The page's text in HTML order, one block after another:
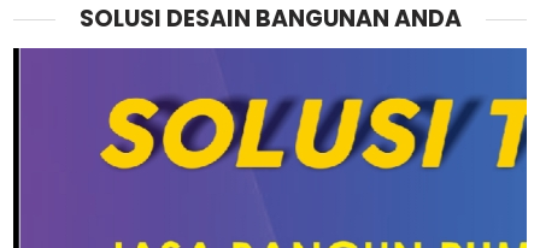
SOLUSI DESAIN BANGUNAN ANDA